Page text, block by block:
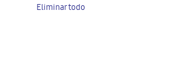
artículo
Eliminar todo